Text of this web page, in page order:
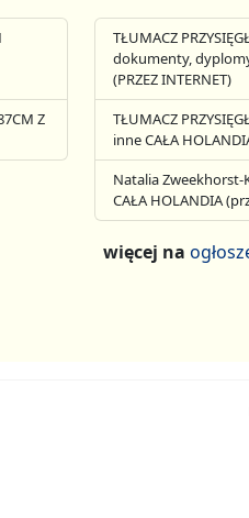
Z
TŁUMACZ
dokumenty,
(PRZEZ INTERNET)
TŁUMACZ
inne CAŁA
Natalia Zweekhorst-
CAŁA HOLANDIA
więcej na